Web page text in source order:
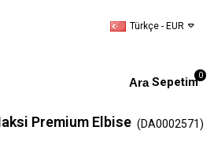
Türkçe - EUR
Sepetim0
Premium Elbise (DA0002571)